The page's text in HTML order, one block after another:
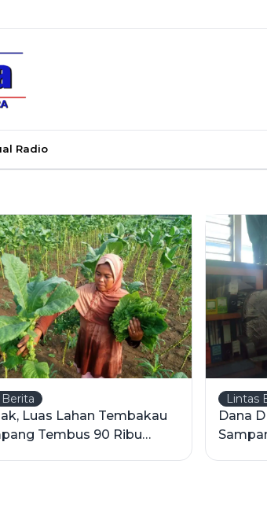
Radio
Luas Lahan Tembakau
Tembus 90 Ribu
Lintas
Dana